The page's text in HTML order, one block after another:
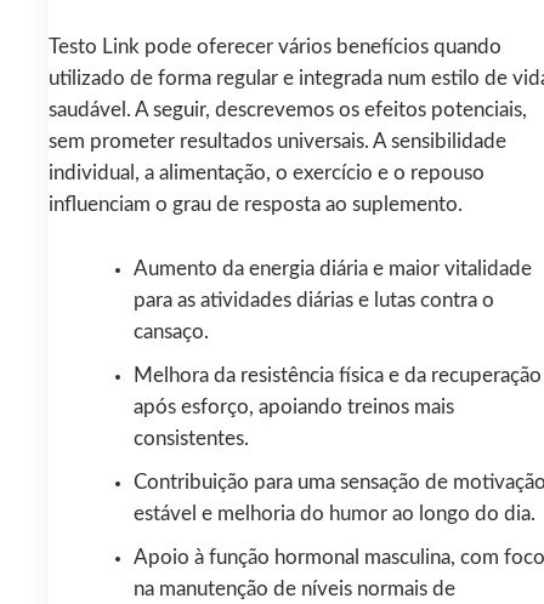
Testo Link pode oferecer vários benefícios quando
utilizado de forma regular e integrada num estilo de
saudável. A seguir, descrevemos os efeitos potenciais,
sem prometer resultados universais. A sensibilidade
individual, a alimentação, o exercício e o repouso
influenciam o grau de resposta ao suplemento.
Aumento da energia diária e maior vitalidade
para as atividades diárias e lutas contra o
cansaço.
Melhora da resistência física e da recuperação
após esforço, apoiando treinos mais
consistentes.
Contribuição para uma sensação de
estável e melhoria do humor ao longo do dia.
Apoio à função hormonal masculina, com foco
na manutenção de níveis normais de